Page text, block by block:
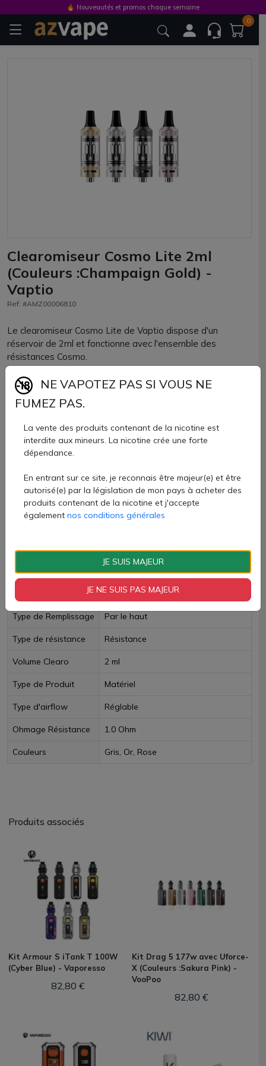
0
Clearomiseur Cosmo Lite 2ml
(Couleurs :Champaign Gold) -
Vaptio
Ref: #AMZ00006810
Le clearomiseur Cosmo Lite de Vaptio dispose d'un
réservoir de 2ml et fonctionne avec l'ensemble des
résistances Cosmo.
Son réservoir se remplit par le haut en toute facilité tandis
que son airflow très précis est réglable selon votre
convenance.
14,90 €
Quantité
AJOUTER À MON PANIER
Paiement 100% sécurisé
Fiche technique
Type de Remplissage Par le haut
Type de résistance Résistance
Volume Clearo 2 ml
Type de Produit Matériel
Type d'airflow Réglable
Ohmage Résistance 1.0 Ohm
Couleurs Gris, Or, Rose
Produits associés
Kit Armour S iTank T 100W
(Cyber Blue) - Vaporesso
82,80 €
Kit Drag 5 177w avec Uforce-
X (Couleurs :Sakura Pink) -
VooPoo
82,80 €
🔥 Nouveautés et promos chaque semaine
NE VAPOTEZ PAS SI VOUS NE
FUMEZ PAS.
La vente des produits contenant de la nicotine est
interdite aux mineurs. La nicotine crée une forte
dépendance.
En entrant sur ce site, je reconnais être majeur(e) et être
autorisé(e) par la législation de mon pays à acheter des
produits contenant de la nicotine et j'accepte
également nos conditions générales
JE SUIS MAJEUR
JE NE SUIS PAS MAJEUR